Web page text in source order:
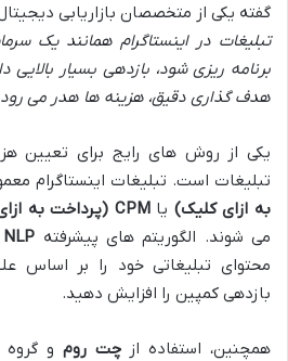
گفته یکی از متخصصان بازاریابی
تبلیغات در اینستاگرام همانند یک
برنامه ریزی شود، بازدهی بسیار بالایی
هدف گذاری دقیق، هزینه ها هدر می
یکی از روش های رایج برای تعیین
تبلیغات است. تبلیغات اینستاگرام
به ازای کلیک) یاCPM (پرداخت به ازای هر هزار نمایش)
می شوند. الگوریتم های پیشرفته NLP
محتوای تبلیغاتی خود را بر اساس
بازدهی کمپین را افزایش دهید.
همچنین، استفاده ازچت روم و